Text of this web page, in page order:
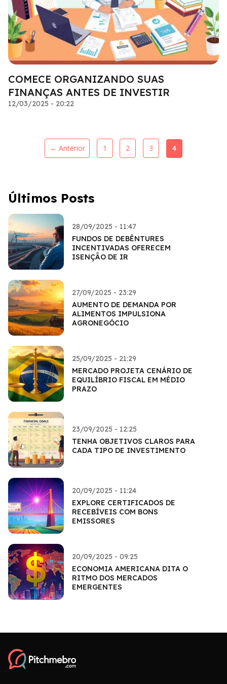
COMECE ORGANIZANDO SUAS
FINANÇAS ANTES DE INVESTIR
12/03/2025 - 20:22
← Anterior 1 2 3 4
Últimos Posts
28/09/2025 - 11:47
FUNDOS DE DEBÊNTURES
INCENTIVADAS OFERECEM
ISENÇÃO DE IR
27/09/2025 - 23:29
AUMENTO DE DEMANDA POR
ALIMENTOS IMPULSIONA
AGRONEGÓCIO
25/09/2025 - 21:29
MERCADO PROJETA CENÁRIO DE
EQUILÍBRIO FISCAL EM MÉDIO
PRAZO
23/09/2025 - 12:25
TENHA OBJETIVOS CLAROS PARA
CADA TIPO DE INVESTIMENTO
20/09/2025 - 11:24
EXPLORE CERTIFICADOS DE
RECEBÍVEIS COM BONS
EMISSORES
20/09/2025 - 09:25
ECONOMIA AMERICANA DITA O
RITMO DOS MERCADOS
EMERGENTES